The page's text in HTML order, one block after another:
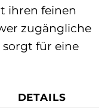
ihren feinen
zugängliche
für eine
DETAILS